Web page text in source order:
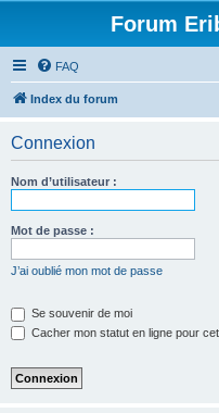
Forum
FAQ
Index du forum
Connexion
Nom d’utilisateur :
Mot de passe :
J’ai oublié mon mot de passe
Se souvenir de moi
Cacher mon statut en ligne pour